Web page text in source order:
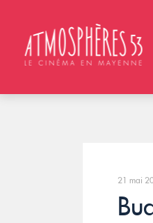
21 mai